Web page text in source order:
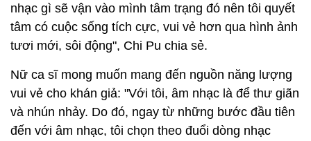
nhạc gì sẽ vận vào mình tâm trạng đó nên tôi quyết
tâm có cuộc sống tích cực, vui vẻ hơn qua hình ảnh
tươi mới, sôi động", Chi Pu chia sẻ.
Nữ ca sĩ mong muốn mang đến nguồn năng lượng
vui vẻ cho khán giả: "Với tôi, âm nhạc là để thư giãn
và nhún nhảy. Do đó, ngay từ những bước đầu tiên
đến với âm nhạc, tôi chọn theo đuổi dòng nhạc